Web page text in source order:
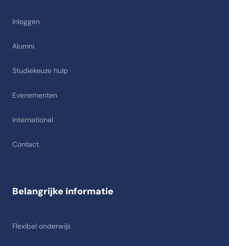
Inloggen
Alumni
Studiekeuze hulp
Evenementen
International
Contact
Belangrijke informatie
Flexibel onderwijs